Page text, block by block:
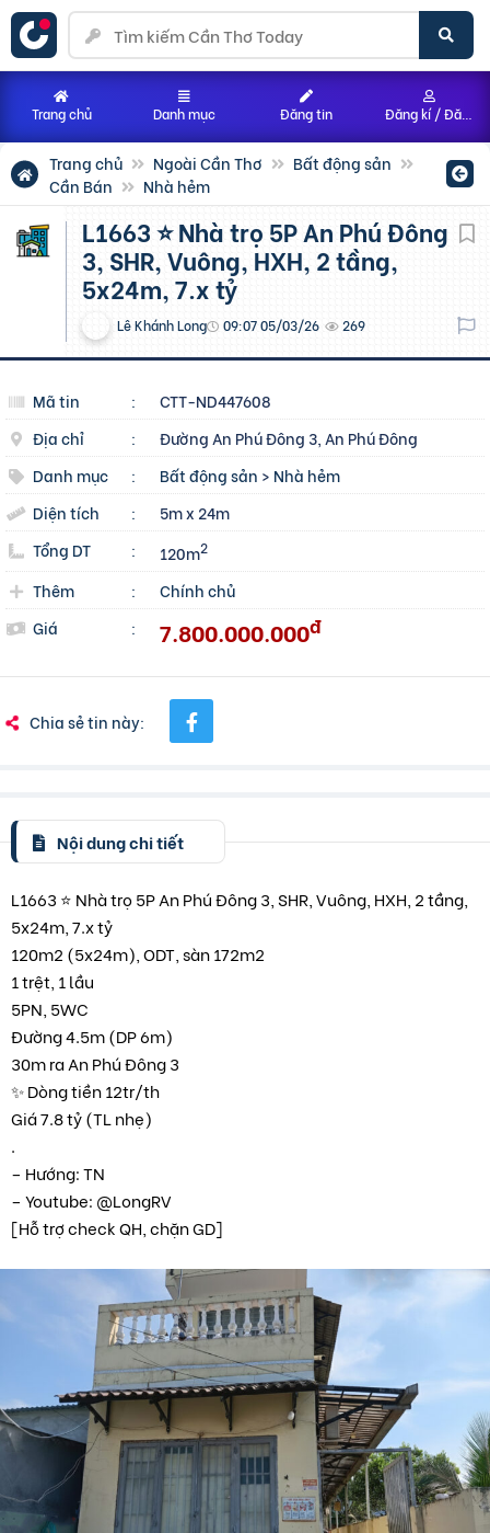
Trang chủ Ngoài Cần Thơ
Bất động sản
Cần Bán
Nhà hẻm
L1663 ⭐️ Nhà trọ 5P An Phú Đông
3, SHR, Vuông, HXH, 2 tầng,
5x24m, 7.x tỷ
Lê Khánh Long 09:07 05/03/26 269
Mã tin :
CTT-ND447608
Địa chỉ
:
Đường An Phú Đông 3, An Phú Đông
Danh mục
: Bất động sản > Nhà hẻm
Diện tích
:
5m x 24m
Tổng DT
: 120m2
Thêm :
Chính chủ
Giá
: 7.800.000.000đ
Chia sẻ tin này:
Nội dung chi tiết
L1663 ⭐️ Nhà trọ 5P An Phú Đông 3, SHR, Vuông, HXH, 2 tầng,
5x24m, 7.x tỷ
120m2 (5x24m), ODT, sàn 172m2
1 trệt, 1 lầu
5PN, 5WC
Đường 4.5m (DP 6m)
30m ra An Phú Đông 3
✨ Dòng tiền 12tr/th
Giá 7.8 tỷ (TL nhẹ)
.
– Hướng: TN
– Youtube: @LongRV
[Hỗ trợ check QH, chặn GD]
Trang chủ Danh mục Đăng tin